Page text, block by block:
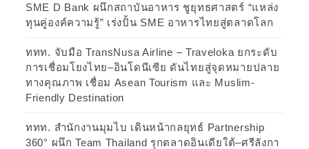
SME D Bank ผนึกสถาบันอาหาร ชูยุทธศาสตร์ “แหล่ง
ทุนคู่องค์ความรู้” เร่งปั้น SME อาหารไทยสู่ตลาดโลก
ททท. จับมือ TransNusa Airline – Traveloka ยกระดับ
การเชื่อมโยงไทย–อินโดนีเซีย ดันไทยสู่จุดหมายปลาย
ทางคุณภาพ เชื่อม Asean Tourism และ Muslim-
Friendly Destination
ททท. สำนักงานมุมไบ เดินหน้ากลยุทธ์ Partnership
360° ผนึก Team Thailand รุกตลาดอินเดียใต้–ศรีลังกา